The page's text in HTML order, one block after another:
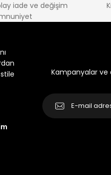
iade ve değişim
Kampanyalar ve